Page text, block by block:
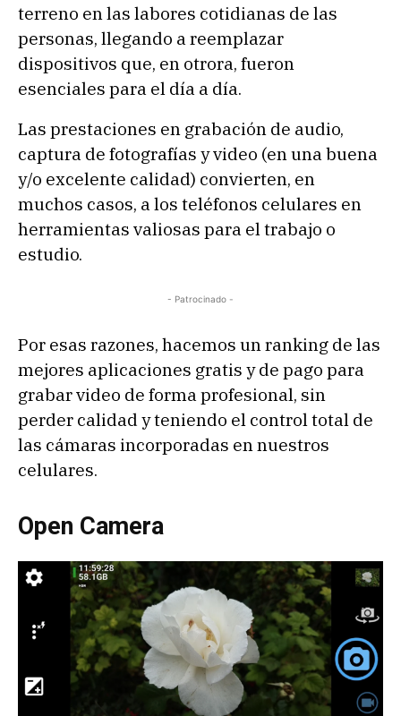
terreno en las labores cotidianas de las
personas, llegando a reemplazar
dispositivos que, en otrora, fueron
esenciales para el día a día.
Las prestaciones en grabación de audio,
captura de fotografías y video (en una buena
y/o excelente calidad) convierten, en
muchos casos, a los teléfonos celulares en
herramientas valiosas para el trabajo o
estudio.
- Patrocinado -
Por esas razones, hacemos un ranking de las
mejores aplicaciones gratis y de pago para
grabar video de forma profesional, sin
perder calidad y teniendo el control total de
las cámaras incorporadas en nuestros
celulares.
Open Camera